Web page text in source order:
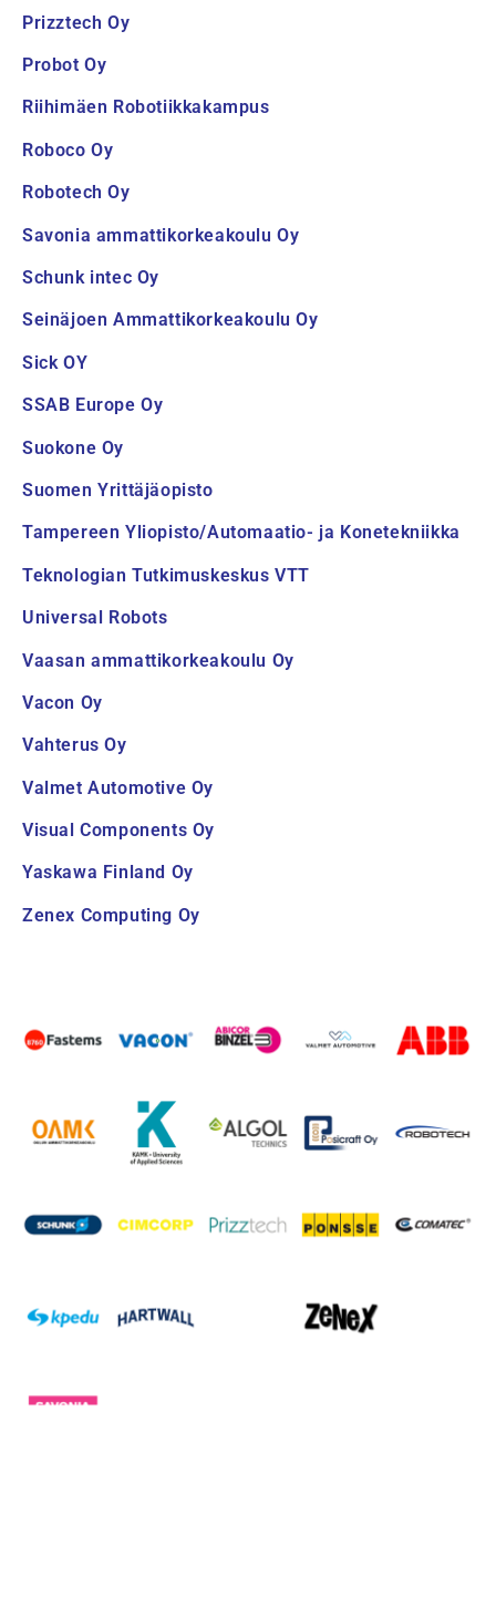
Prizztech Oy
Probot Oy
Riihimäen Robotiikkakampus
Roboco Oy
Robotech Oy
Savonia ammattikorkeakoulu Oy
Schunk intec Oy
Seinäjoen Ammattikorkeakoulu Oy
Sick OY
SSAB Europe Oy
Suokone Oy
Suomen Yrittäjäopisto
Tampereen Yliopisto/Automaatio- ja Konetekniikka
Teknologian Tutkimuskeskus VTT
Universal Robots
Vaasan ammattikorkeakoulu Oy
Vacon Oy
Vahterus Oy
Valmet Automotive Oy
Visual Components Oy
Yaskawa Finland Oy
Zenex Computing Oy